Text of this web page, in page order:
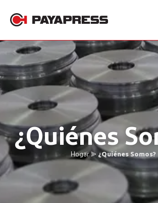
¿Quiénes
Hogar⪢ ¿Quiénes Somos?